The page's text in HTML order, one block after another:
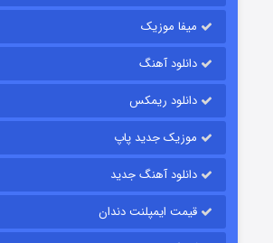
قسمت
میفا موزیک
دانلود آهنگ
دانلود ریمکس
موزیک جدید پاپ
دانلود آهنگ جدید
قیمت ایمپلنت دندان